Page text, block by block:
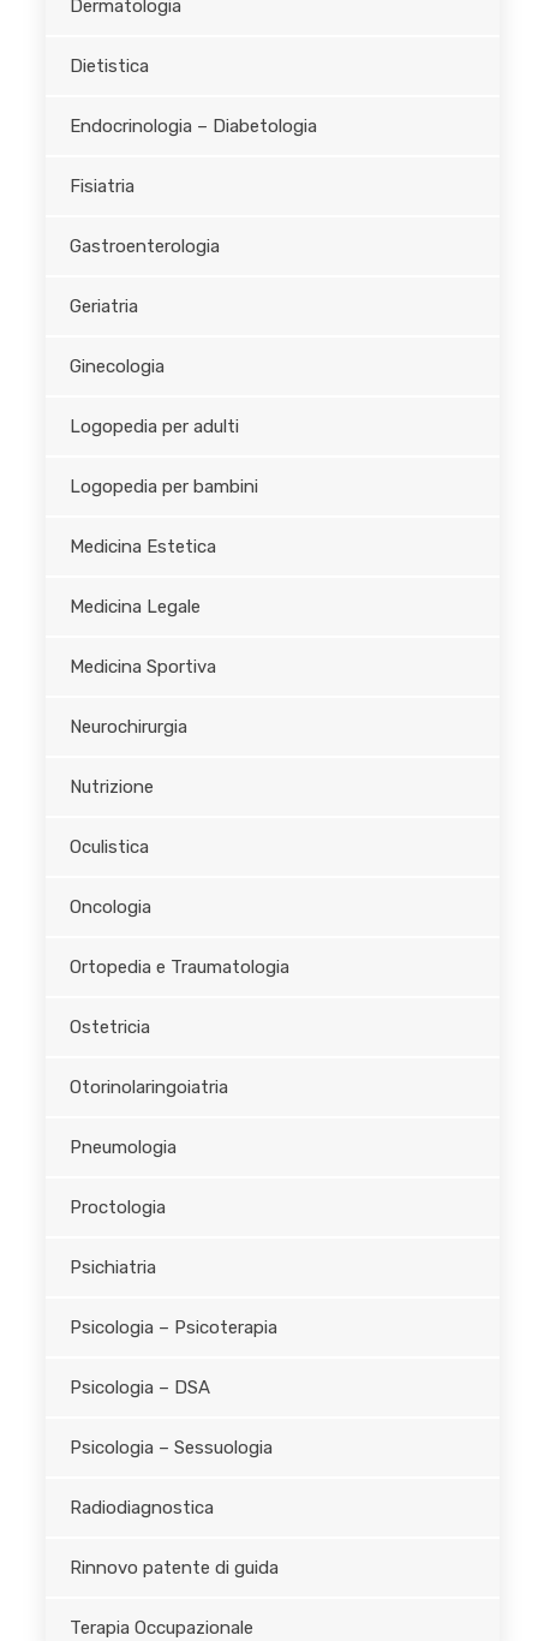
Dermatologia
Dietistica
Endocrinologia – Diabetologia
Fisiatria
Gastroenterologia
Geriatria
Ginecologia
Logopedia per adulti
Logopedia per bambini
Medicina Estetica
Medicina Legale
Medicina Sportiva
Neurochirurgia
Nutrizione
Oculistica
Oncologia
Ortopedia e Traumatologia
Ostetricia
Otorinolaringoiatria
Pneumologia
Proctologia
Psichiatria
Psicologia – Psicoterapia
Psicologia – DSA
Psicologia – Sessuologia
Radiodiagnostica
Rinnovo patente di guida
Terapia Occupazionale